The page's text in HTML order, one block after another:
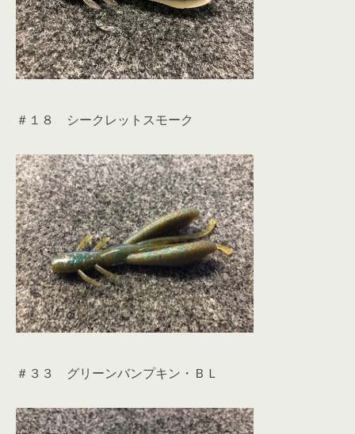
＃１８ シークレットスモーク
＃３３ グリーンバンプキン・ＢＬ